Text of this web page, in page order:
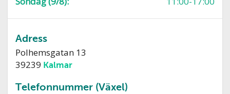
Adress
Polhemsgatan 13
39239 Kalmar
Telefonnummer (Växel)